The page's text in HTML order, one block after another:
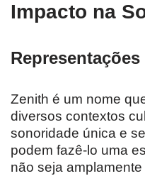
Impacto na
Zenith é um nome
diversos contextos
sonoridade única e
podem fazê-lo uma
não seja